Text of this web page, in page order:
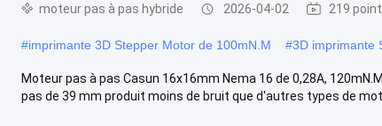
moteur pas à pas hybride 2026-04-02 219
#imprimante 3D Stepper Motor de 100mN.M #3D imprimante
Moteur pas à pas Casun 16x16mm Nema 16 de 0,28A,
pas de 39 mm produit moins de bruit que d'autres types de